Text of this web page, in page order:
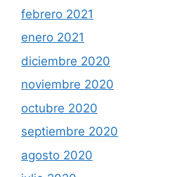
febrero 2021
enero 2021
diciembre 2020
noviembre 2020
octubre 2020
septiembre 2020
agosto 2020